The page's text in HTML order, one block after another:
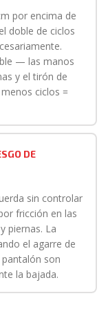
por encima de
doble de ciclos
— las manos
y el tirón de
ciclos =
DE
sin controlar
fricción en las
piernas. La
el agarre de
son
la bajada.